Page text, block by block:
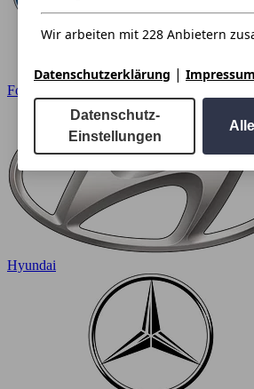
Ford
Hyundai
Wir arbeiten mit 228 Anbietern
Datenschutzerklärung | Impressum
Datenschutz-
Einstellungen